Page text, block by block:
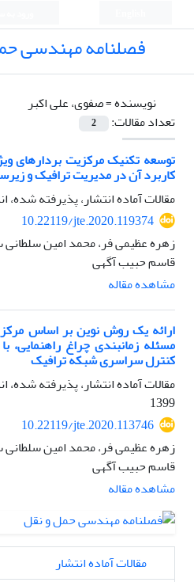
فصلنامه مهندسی
نویسنده =صفوی، علی اکبر
تعداد مقالات:
2
توسعه تکنیک مرکزیت بردارهای
کاربرد آن در مدیریت ترافیک و
مقالات آماده انتشار، پذیرفته شده،
10.22119/jte.2020.119374
زهره عظیمی فر، محمد امین
قاسم حبیب آگهی
مشاهده مقاله
ارائه یک روش نوین بر اساس
مسئله زمانبندی چراغ راهنمایی،
کنترل سراسری شبکه ترافیک
مقالات آماده انتشار، پذیرفته شده،
1399
10.22119/jte.2020.113746
زهره عظیمی فر، محمد امین
قاسم حبیب آگهی
مشاهده مقاله
مقالات آماده انتشار